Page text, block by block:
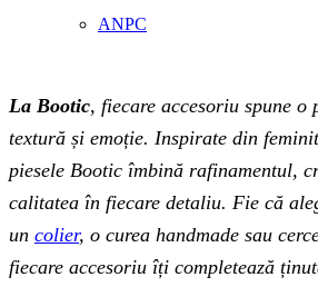
ANPC
La Bootic, fiecare accesoriu spune o
textură și emoție. Inspirate din
piesele Bootic îmbină rafinamentul,
calitatea în fiecare detaliu. Fie că
un colier, o curea handmade sau
fiecare accesoriu îți completează